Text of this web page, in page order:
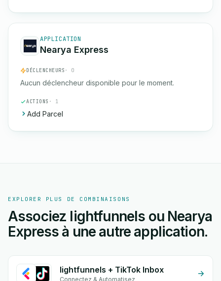
APPLICATION
Nearya Express
DÉCLENCHEURS · 0
Aucun déclencheur disponible pour le moment.
ACTIONS · 1
Add Parcel
EXPLORER PLUS DE COMBINAISONS
Associez lightfunnels ou Nearya
Express à une autre application.
lightfunnels + TikTok Inbox
Connectez & Automatisez